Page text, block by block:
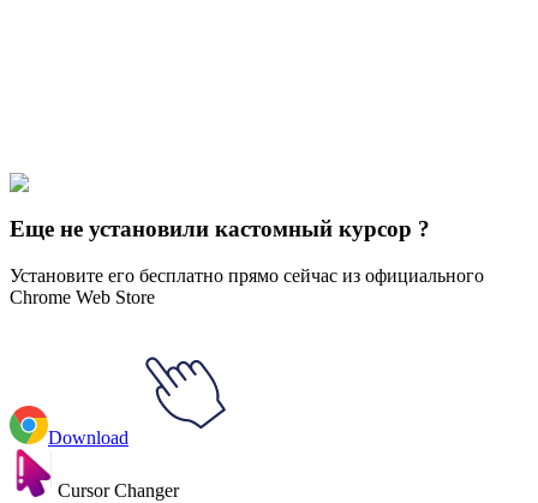
Водяный цвет
Еще не установили кастомный курсор ?
Установите его бесплатно прямо сейчас из официального
Chrome Web Store
Download
Cursor Changer